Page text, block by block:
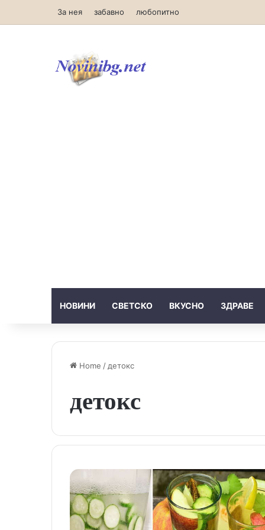
За нея забавно любопитно
НОВИНИ СВЕТСКО ВКУСНО ЗДРАВЕ
Home / детокс
детокс